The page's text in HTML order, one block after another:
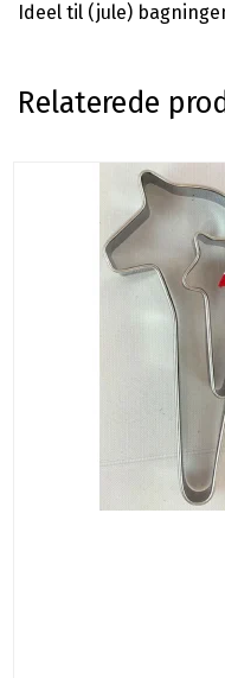
Ideel til (jule)
Relaterede